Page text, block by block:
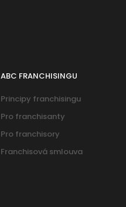
ABC FRANCHISINGU
Principy franchisingu
Pro franchisanty
Pro franchisory
Franchisová smlouva